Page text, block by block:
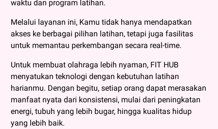
waktu dan program latihan.
Melalui layanan ini, Kamu tidak hanya mendapatkan
akses ke berbagai pilihan latihan, tetapi juga fasilitas
untuk memantau perkembangan secara real-time.
Untuk membuat olahraga lebih nyaman, FIT HUB
menyatukan teknologi dengan kebutuhan latihan
harianmu. Dengan begitu, setiap orang dapat merasakan
manfaat nyata dari konsistensi, mulai dari peningkatan
energi, tubuh yang lebih bugar, hingga kualitas hidup
yang lebih baik.